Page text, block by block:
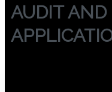
AUDIT AND